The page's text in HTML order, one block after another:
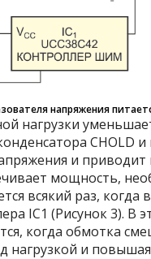
напряжения
нагрузки
CHOLD и
и
мощность,
всякий раз,
IC1 (Рисунок 3). В
когда обмотка
нагрузкой и